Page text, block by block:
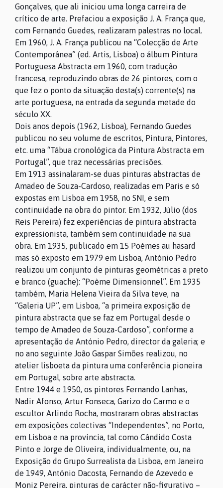
Gonçalves, que ali iniciou uma longa carreira de
crítico de arte. Prefaciou a exposição J. A. França que,
com Fernando Guedes, realizaram palestras no local.
Em 1960, J. A. França publicou na “Colecção de Arte
Contemporânea” (ed. Artis, Lisboa) o álbum Pintura
Portuguesa Abstracta em 1960, com tradução
francesa, reproduzindo obras de 26 pintores, com o
que fez o ponto da situação desta(s) corrente(s) na
arte portuguesa, na entrada da segunda metade do
século XX.
Dois anos depois (1962, Lisboa), Fernando Guedes
publicou no seu volume de escritos, Pintura, Pintores,
etc. uma “Tábua cronológica da Pintura Abstracta em
Portugal”, que traz necessárias precisões.
Em 1913 assinalaram-se duas pinturas abstractas de
Amadeo de Souza-Cardoso, realizadas em Paris e só
expostas em Lisboa em 1958, no SNI, e sem
continuidade na obra do pintor. Em 1932, Júlio (dos
Reis Pereira) fez experiências de pintura abstracta
expressionista, também sem continuidade na sua
obra. Em 1935, publicado em 15 Poèmes au hasard
mas só exposto em 1979 em Lisboa, António Pedro
realizou um conjunto de pinturas geométricas a preto
e branco (guache): “Poème Dimensionnel”. Em 1935
também, Maria Helena Vieira da Silva teve, na
“Galeria UP”, em Lisboa, “a primeira exposição de
pintura abstracta que se faz em Portugal desde o
tempo de Amadeo de Souza-Cardoso”, conforme a
apresentação de António Pedro, director da galeria; e
no ano seguinte João Gaspar Simões realizou, no
atelier lisboeta da pintura uma conferência pioneira
em Portugal, sobre arte abstracta.
Entre 1944 e 1950, os pintores Fernando Lanhas,
Nadir Afonso, Artur Fonseca, Garizo do Carmo e o
escultor Arlindo Rocha, mostraram obras abstractas
em exposições colectivas “Independentes”, no Porto,
em Lisboa e na província, tal como Cândido Costa
Pinto e Jorge de Oliveira, individualmente, ou, na
Exposição do Grupo Surrealista da Lisboa, em Janeiro
de 1949, António Dacosta, Fernando de Azevedo e
Moniz Pereira, pinturas de carácter não-figurativo –